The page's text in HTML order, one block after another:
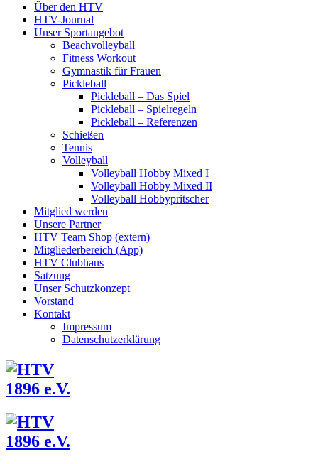
Über den HTV
HTV-Journal
Unser Sportangebot
Beachvolleyball
Fitness Workout
Gymnastik für Frauen
Pickleball
Pickleball – Das Spiel
Pickleball – Spielregeln
Pickleball – Referenzen
Schießen
Tennis
Volleyball
Volleyball Hobby Mixed I
Volleyball Hobby Mixed II
Volleyball Hobbypritscher
Mitglied werden
Unsere Partner
HTV Team Shop (extern)
Mitgliederbereich (App)
HTV Clubhaus
Satzung
Unser Schutzkonzept
Vorstand
Kontakt
Impressum
Datenschutzerklärung